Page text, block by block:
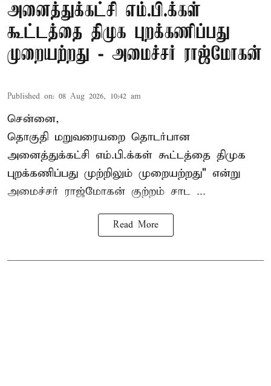
அனைத்துக்கட்சி எம்.பி.க்கள்
கூட்டத்தை திமுக புறக்கணிப்பது
முறையற்றது - அமைச்சர் ராஜ்மோகன்
Published on: 08 Aug 2026, 10:42 am
சென்னை,
தொகுதி மறுவரையறை தொடர்பான
அனைத்துக்கட்சி எம்.பி.க்கள் கூட்டத்தை திமுக
புறக்கணிப்பது முற்றிலும் முறையற்றது" என்று
அமைச்சர் ராஜ்மோகன் குற்றம் சாட ...
Read More